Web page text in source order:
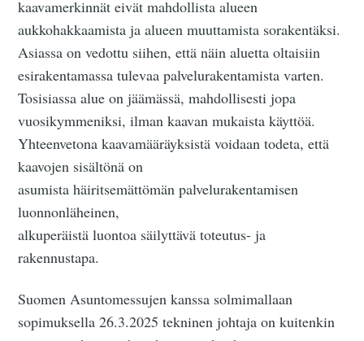
kaavamerkinnät eivät mahdollista alueen
aukkohakkaamista ja alueen muuttamista sorakentäksi.
Asiassa on vedottu siihen, että näin aluetta oltaisiin
esirakentamassa tulevaa palvelurakentamista varten.
Tosisiassa alue on jäämässä, mahdollisesti jopa
vuosikymmeniksi, ilman kaavan mukaista käyttöä.
Yhteenvetona kaavamääräyksistä voidaan todeta, että
kaavojen sisältönä on
asumista häiritsemättömän palvelurakentamisen
luonnonläheinen,
alkuperäistä luontoa säilyttävä toteutus- ja
rakennustapa.
Suomen Asuntomessujen kanssa solmimallaan
sopimuksella 26.3.2025 tekninen johtaja on kuitenkin